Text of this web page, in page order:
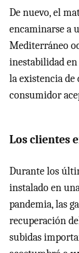
De nuevo, el
encaminarse a
Mediterráneo
inestabilidad en
la existencia de
consumidor
Los clientes
Durante los
instalado en
pandemia, las
recuperación
subidas